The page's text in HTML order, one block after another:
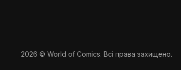
2026 © World of Comics. Всі права захищено.